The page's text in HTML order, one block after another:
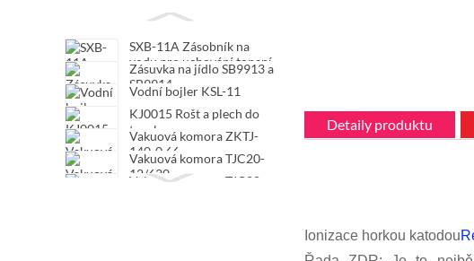
SXB-11A Zásobník na
vodu pro uchování topení
Zásuvka na jídlo SB9913 a
SB9914
Vodní bojler KSL-11
KJ0015 Rošt a plech do
trouby
Vakuová komora ZKTJ-
140-0,66
Vakuová komora TJC20-
12/630
Vakuová komora TJC20-
Detaily produktu
Ionizace horkou katodou